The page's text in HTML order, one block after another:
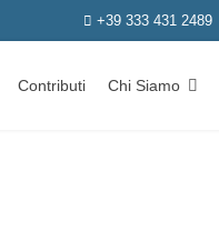
+39 333 431 2489
Contributi Chi Siamo